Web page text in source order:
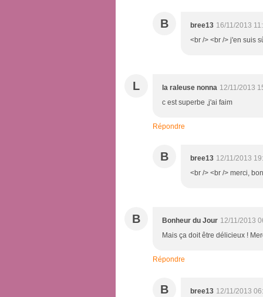
B bree13 16/11/2013
<br /> <br /> j'en suis
L la raleuse nonna 12/11/2013
c est superbe ,j'ai faim
Répondre
B bree13 12/11/2013
<br /> <br /> merci,
B Bonheur du Jour 12/11/2013
Mais ça doit être délicieux !
Répondre
B bree13 12/11/2013